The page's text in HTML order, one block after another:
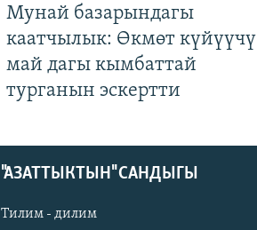
Мунай базарындагы
каатчылык: Өкмөт күйүүчү
май дагы кымбаттай
турганын эскертти
"АЗАТТЫКТЫН" САНДЫГЫ
Тилим - дилим